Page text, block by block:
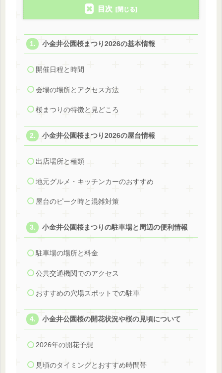
目次
小金井公園桜まつり2026の基本情報
開催日程と時間
会場の場所とアクセス方法
桜まつりの特徴と見どころ
小金井公園桜まつり2026の屋台情報
出店場所と種類
地元グルメ・キッチンカーのおすすめ
屋台のピーク時と混雑対策
小金井公園桜まつりの駐車場と周辺の便利情報
駐車場の場所と料金
公共交通機関でのアクセス
おすすめの穴場スポットでの駐車
小金井公園桜の開花状況や桜の見頃について
2026年の開花予想
見頃のタイミングとおすすめ時間帯